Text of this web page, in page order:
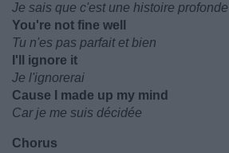
Je sais que c'est une histoire profonde
You're not fine well
Tu n'es pas parfait et bien
I'll ignore it
Je l'ignorerai
Cause I made up my mind
Car je me suis décidée
Chorus